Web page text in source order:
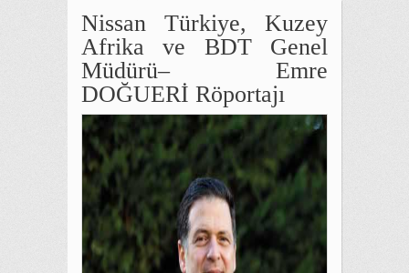
Nissan Türkiye, Kuzey
Afrika ve BDT Genel
Müdürü– Emre
DOĞUERİ Röportajı